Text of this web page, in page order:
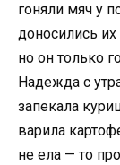
гоняли мяч у
доносились их
но он только
Надежда с
запекала
варила
не ела — то